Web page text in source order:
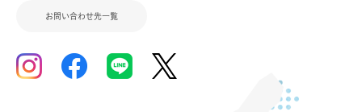
お問い合わせ先一覧